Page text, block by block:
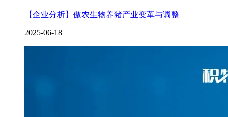
【企业分析】傲农生物养猪产业变革与调整
2025-06-18